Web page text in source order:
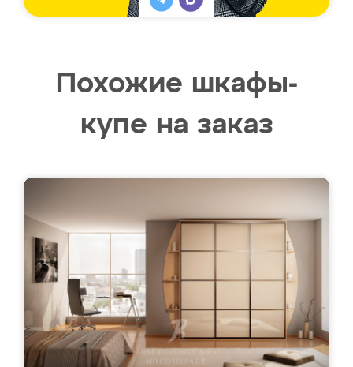
Похожие шкафы-
купе на заказ